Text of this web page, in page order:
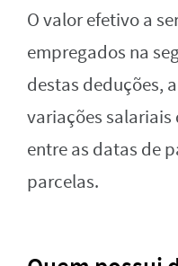
O valor efetivo a
empregados na
destas deduções,
variações
entre as datas de
parcelas.